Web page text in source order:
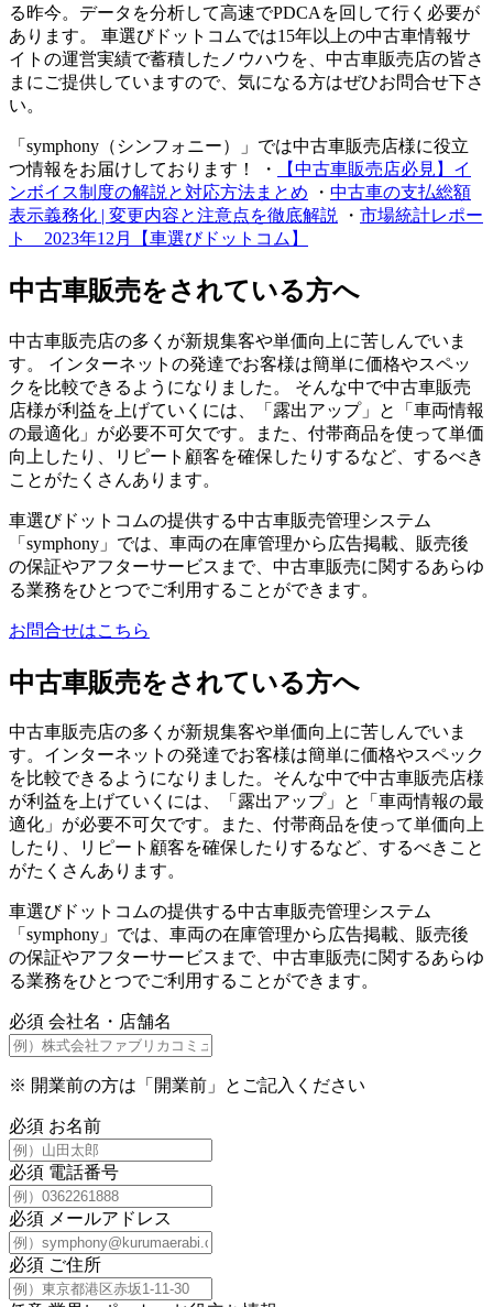
る昨今。データを分析して高速でPDCAを回して行く必要が
あります。 車選びドットコムでは15年以上の中古車情報サ
イトの運営実績で蓄積したノウハウを、中古車販売店の皆さ
まにご提供していますので、気になる方はぜひお問合せ下さ
い。
「symphony（シンフォニー）」では中古車販売店様に役立
つ情報をお届けしております！ ・
【中古車販売店必見】イ
ンボイス制度の解説と対応方法まとめ ・ 中古車の支払総額
表示義務化 | 変更内容と注意点を徹底解説
・ 市場統計レポー
ト 2023年12月【車選びドットコム】
中古車販売をされている方へ
中古車販売店の多くが新規集客や単価向上に苦しんでいま
す。 インターネットの発達でお客様は簡単に価格やスペッ
クを比較できるようになりました。 そんな中で中古車販売
店様が利益を上げていくには、「露出アップ」と「車両情報
の最適化」が必要不可欠です。また、付帯商品を使って単価
向上したり、リピート顧客を確保したりするなど、するべき
ことがたくさんあります。
車選びドットコムの提供する中古車販売管理システム
「symphony」では、車両の在庫管理から広告掲載、販売後
の保証やアフターサービスまで、中古車販売に関するあらゆ
る業務をひとつでご利用することができます。
お問合せはこちら
中古車販売をされている方へ
中古車販売店の多くが新規集客や単価向上に苦しんでいま
す。インターネットの発達でお客様は簡単に価格やスペック
を比較できるようになりました。そんな中で中古車販売店様
が利益を上げていくには、「露出アップ」と「車両情報の最
適化」が必要不可欠です。また、付帯商品を使って単価向上
したり、リピート顧客を確保したりするなど、するべきこと
がたくさんあります。
車選びドットコムの提供する中古車販売管理システム
「symphony」では、車両の在庫管理から広告掲載、販売後
の保証やアフターサービスまで、中古車販売に関するあらゆ
る業務をひとつでご利用することができます。
必須 会社名・店舗名
※ 開業前の方は「開業前」とご記入ください
必須 お名前
必須 電話番号
必須 メールアドレス
必須 ご住所